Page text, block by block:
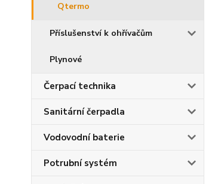
Qtermo
Příslušenství k ohřívačům
Plynové
Čerpací technika
Sanitární čerpadla
Vodovodní baterie
Potrubní systém